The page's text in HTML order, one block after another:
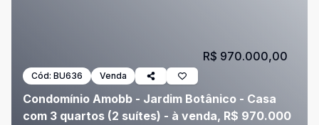
Cód: BU636 Venda
Condomínio Amobb - Jardim Botânico - Casa
com 3 quartos (2 suítes) - à venda, R$ 970.000
R$ 970.000,00